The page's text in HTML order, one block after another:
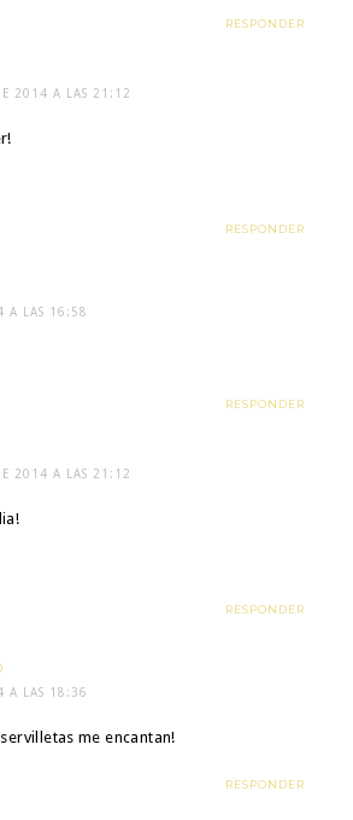
RESPONDER
2014 A LAS 21:12
RESPONDER
A LAS 16:58
RESPONDER
2014 A LAS 21:12
RESPONDER
A LAS 18:36
me encantan!
RESPONDER